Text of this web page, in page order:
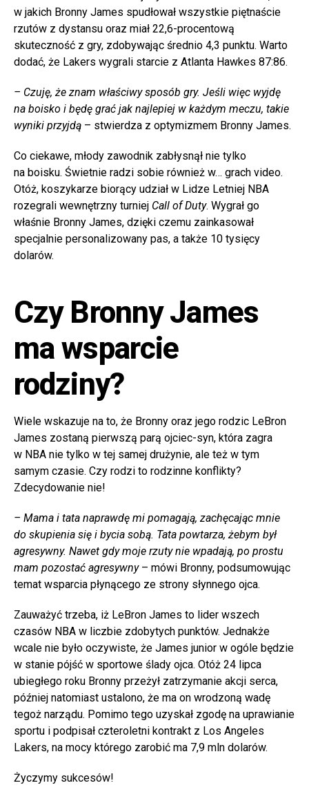
w jakich Bronny James spudłował wszystkie piętnaście
rzutów z dystansu oraz miał 22,6-procentową
skuteczność z gry, zdobywając średnio 4,3 punktu. Warto
dodać, że Lakers wygrali starcie z Atlanta Hawkes 87:86.
– Czuję, że znam właściwy sposób gry. Jeśli więc wyjdę
na boisko i będę grać jak najlepiej w każdym meczu, takie
wyniki przyjdą – stwierdza z optymizmem Bronny James.
Co ciekawe, młody zawodnik zabłysnął nie tylko
na boisku. Świetnie radzi sobie również w… grach video.
Otóż, koszykarze biorący udział w Lidze Letniej NBA
rozegrali wewnętrzny turniej Call of Duty. Wygrał go
właśnie Bronny James, dzięki czemu zainkasował
specjalnie personalizowany pas, a także 10 tysięcy
dolarów.
Czy Bronny James
ma wsparcie
rodziny?
Wiele wskazuje na to, że Bronny oraz jego rodzic LeBron
James zostaną pierwszą parą ojciec-syn, która zagra
w NBA nie tylko w tej samej drużynie, ale też w tym
samym czasie. Czy rodzi to rodzinne konflikty?
Zdecydowanie nie!
– Mama i tata naprawdę mi pomagają, zachęcając mnie
do skupienia się i bycia sobą. Tata powtarza, żebym był
agresywny. Nawet gdy moje rzuty nie wpadają, po prostu
mam pozostać agresywny– mówi Bronny, podsumowując
temat wsparcia płynącego ze strony słynnego ojca.
Zauważyć trzeba, iż LeBron James to lider wszech
czasów NBA w liczbie zdobytych punktów. Jednakże
wcale nie było oczywiste, że James junior w ogóle będzie
w stanie pójść w sportowe ślady ojca. Otóż 24 lipca
ubiegłego roku Bronny przeżył zatrzymanie akcji serca,
później natomiast ustalono, że ma on wrodzoną wadę
tegoż narządu. Pomimo tego uzyskał zgodę na uprawianie
sportu i podpisał czteroletni kontrakt z Los Angeles
Lakers, na mocy którego zarobić ma 7,9 mln dolarów.
Życzymy sukcesów!